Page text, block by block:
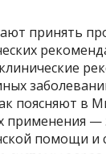
принять
поясняют в
применения —
помощи и